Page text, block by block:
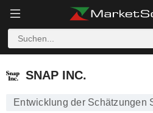
SNAP INC.
SNAP INC.
Entwicklung der Schätzungen